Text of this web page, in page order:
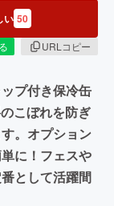
い 50
URLコピー
プ付き保冷缶
こぼれを防ぎ
。オプション
に！フェスや
として活躍間